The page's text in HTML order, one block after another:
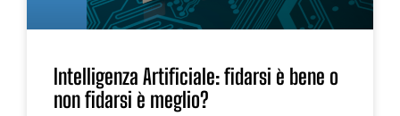
Intelligenza Artificiale: fidarsi è bene o
non fidarsi è meglio?